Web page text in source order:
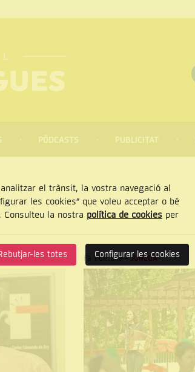
PÒDCASTS PUBLICITAT
Fa 1 dècada-JUNEDA
el trànsit, la vostra navegació al
les cookies” que voleu acceptar o bé
Consulteu la nostra política de cookiesper
les totes Configurar les cookies